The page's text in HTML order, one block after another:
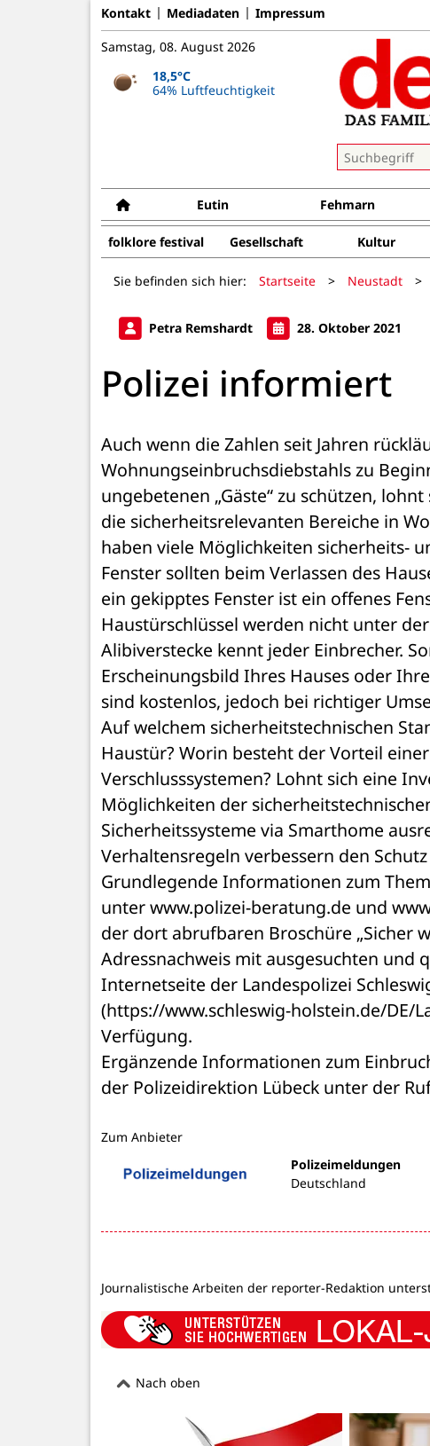
Kontakt Mediadaten Impressum
Samstag, 08. August 2026
18,5°C
64% Luftfeuchtigkeit
Eutin Fehmarn
folklore festival Gesellschaft Kultur
Sie befinden sich hier: Startseite > Neustadt >
Petra Remshardt 28. Oktober 2021
Polizei informiert
Auch wenn die Zahlen seit Jahren
Wohnungseinbruchsdiebstahls zu
ungebetenen „Gäste“ zu schützen,
die sicherheitsrelevanten Bereiche in
haben viele Möglichkeiten sicherheits-
Fenster sollten beim Verlassen des
ein gekipptes Fenster ist ein offenes
Haustürschlüssel werden nicht unter
Alibiverstecke kennt jeder Einbrecher.
Erscheinungsbild Ihres Hauses oder
sind kostenlos, jedoch bei richtiger
Auf welchem sicherheitstechnischen
Haustür? Worin besteht der Vorteil
Verschlusssystemen? Lohnt sich eine
Möglichkeiten der
Sicherheitssysteme via Smarthome
Verhaltensregeln verbessern den
Grundlegende Informationen zum
unter www.polizei-beratung.de und
der dort abrufbaren Broschüre „Sicher
Adressnachweis mit ausgesuchten
Internetseite der Landespolizei
(https://www.schleswig-holstein.de/DE/
Verfügung.
Ergänzende Informationen zum
der Polizeidirektion Lübeck unter der
Zum Anbieter
Polizeimeldungen
Deutschland
Journalistische Arbeiten der reporter-Redaktion
Nach oben